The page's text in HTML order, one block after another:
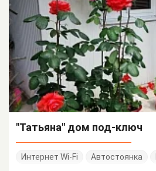
"Татьяна" дом под-ключ
Интернет Wi-Fi Автостоянка